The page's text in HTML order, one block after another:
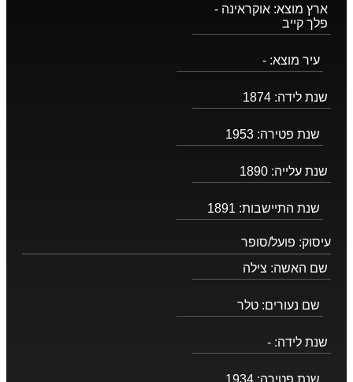
ארץ מוצא: אוקראינה -
פלך קייב
עיר מוצא: -
שנת לידה: 1874
שנת פטירה: 1953
שנת עלייה: 1890
שנת התיישבות: 1891
עיסוק: פועל/סופר
שם האשה: צילה
שם נעורים: טלר
שנת לידה: -
שנת פטירה: 1934